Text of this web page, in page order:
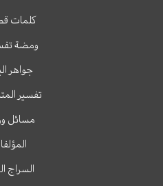
كلمات
ومضة
جواهر
تفسير
مسائل
السراج